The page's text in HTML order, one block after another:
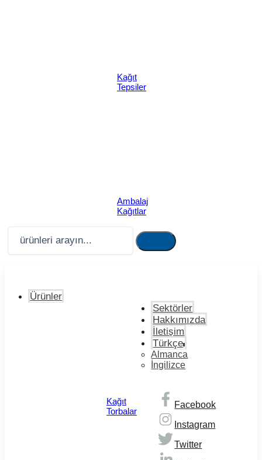
Kağıt
Tepsiler
Ambalaj
Kağıtlar
Ürünler
Kağıt
Torbalar
Sektörler
Hakkımızda
İletişim
Türkçe
Almanca
İngilizce
Facebook
Instagram
Twitter